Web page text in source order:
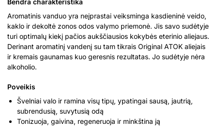
Bendra charakteristika
Aromatinis vanduo yra neįprastai veiksminga kasdieninė veido,
kaklo ir dekoltė zonos odos valymo priemonė. Jis savo sudėtyje
turi optimalų kiekį pačios aukščiausios kokybės eterinio aliejaus.
Derinant aromatinį vandenį su tam tikrais Original ATOK aliejais
ir kremais gaunamas kuo geresnis rezultatas. Jo sudėtyje nėra
alkoholio.
Poveikis
Švelniai valo ir ramina visų tipų, ypatingai sausą, jautrią,
subrendusią, suvytusią odą
Tonizuoja, gaivina, regeneruoja ir minkština ją